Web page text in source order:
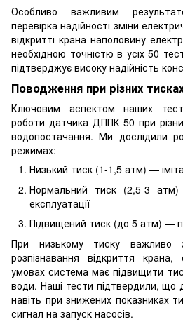
Особливо важливим
перевірка надійності зміни
відкритті крана наполовину
необхідною точністю в усіх 50
підтверджує високу надійність
Поводження при різних
Ключовим аспектом наших
роботи датчика ДППК 50 при
водопостачання. Ми дослідили
режимах:
Низький тиск (1-1,5 атм) —
Нормальний тиск (2,5-3
експлуатації
Підвищений тиск (до 5 атм) —
При низькому тиску важливо
розпізнавання відкриття
умовах система має підвищити
води. Наші тести підтвердили, що
навіть при знижених показниках
сигнал на запуск насосів.